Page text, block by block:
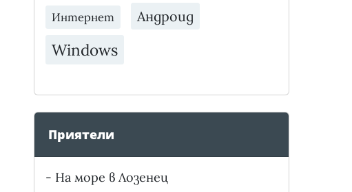
Интернет Андроид
Windows
Приятели
- На море в Лозенец